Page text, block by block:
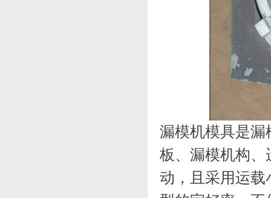
漏模机模具是漏
板、漏模机构、
动，且采用运载